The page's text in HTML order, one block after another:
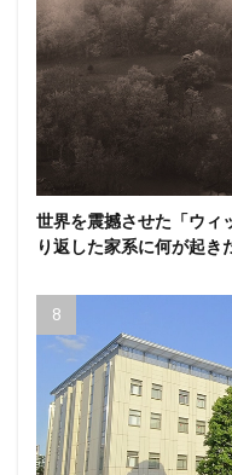
世界を震撼させた「ウィ
り返した家系に何が起き